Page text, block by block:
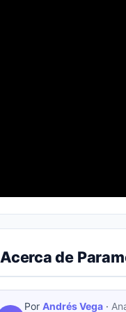
Acerca de
Por Andrés Vega ·